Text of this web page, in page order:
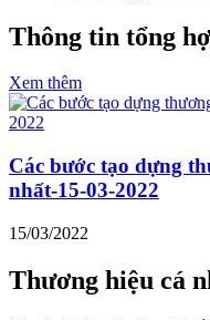
Thông tin tổng
Xem thêm
Các bước tạo dựng
nhất-15-03-2022
15/03/2022
Thương hiệu cá